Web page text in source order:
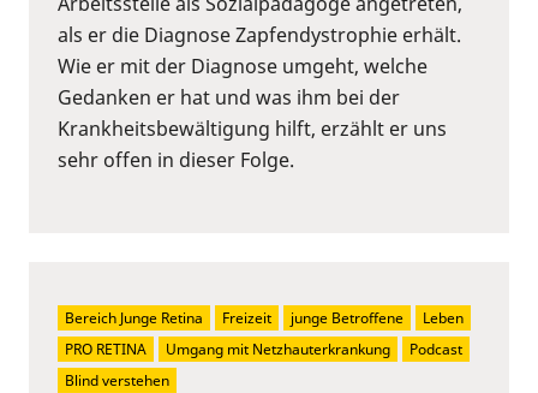
als er die Diagnose Zapfendystrophie erhält.
Wie er mit der Diagnose umgeht, welche
Gedanken er hat und was ihm bei der
Krankheitsbewältigung hilft, erzählt er uns
sehr offen in dieser Folge.
Bereich Junge Retina Freizeit junge Betroffene
Leben
PRO RETINA
Umgang mit Netzhauterkrankung
Podcast
Blind verstehen